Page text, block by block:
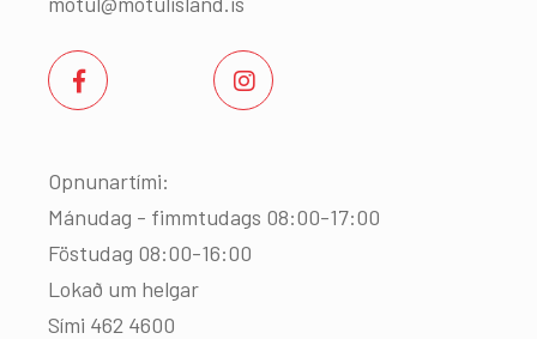
Opnunartími:
Mánudag - fimmtudags 08:00-17:00
Föstudag 08:00-16:00
Lokað um helgar
Sími 462 4600